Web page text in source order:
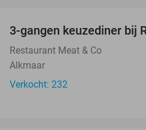
3-gangen keuzediner bij
Restaurant Meat & Co
Alkmaar
Verkocht: 232